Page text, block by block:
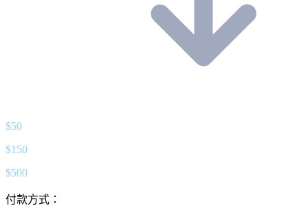
$50
$150
$500
付款方式：